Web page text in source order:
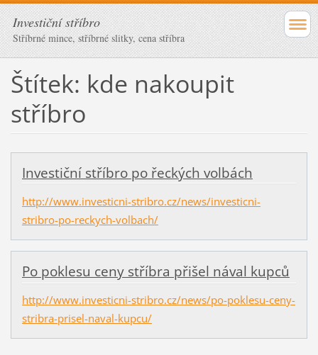
Investiční stříbro
Stříbrné mince, stříbrné slitky, cena stříbra
Štítek: kde nakoupit
stříbro
Investiční stříbro po řeckých volbách
http://www.investicni-stribro.cz/news/investicni-
stribro-po-reckych-volbach/
Po poklesu ceny stříbra přišel nával kupců
http://www.investicni-stribro.cz/news/po-poklesu-ceny-
stribra-prisel-naval-kupcu/